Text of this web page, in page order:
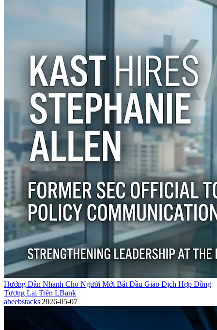
Hướng Dẫn Nhanh Cho Người Mới Bắt Đầu Giao Dịch Hợp Đồng
Tương Lai Trên LBank
abeebstacks|2026-05-07